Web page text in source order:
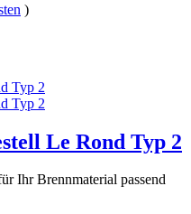
)
Le Rond Typ 2
Ihr Brennmaterial passend